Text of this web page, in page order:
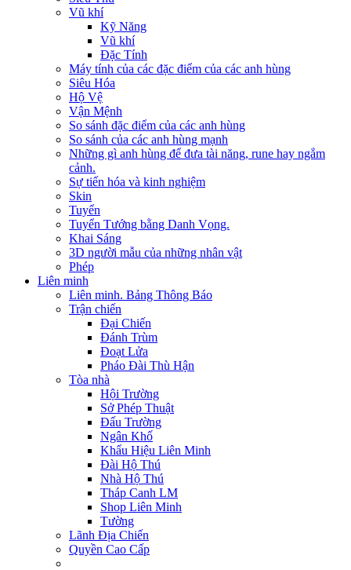
Vũ khí
Kỹ Năng
Vũ khí
Đặc Tính
Máy tính của các đặc điểm của các anh hùng
Siêu Hóa
Hộ Vệ
Vận Mệnh
So sánh đặc điểm của các anh hùng
So sánh của các anh hùng mạnh
Những gì anh hùng để đưa tài năng, rune hay ngắm
cảnh.
Sự tiến hóa và kinh nghiệm
Skin
Tuyển
Tuyển Tướng bằng Danh Vọng.
Khai Sáng
3D người mẫu của những nhân vật
Phép
Liên minh
Liên minh. Bảng Thông Báo
Trận chiến
Đại Chiến
Đánh Trùm
Đoạt Lửa
Pháo Đài Thù Hận
Tòa nhà
Hội Trường
Sở Phép Thuật
Đấu Trường
Ngân Khố
Khẩu Hiệu Liên Minh
Đài Hộ Thú
Nhà Hộ Thú
Tháp Canh LM
Shop Liên Minh
Tường
Lãnh Địa Chiến
Quyền Cao Cấp